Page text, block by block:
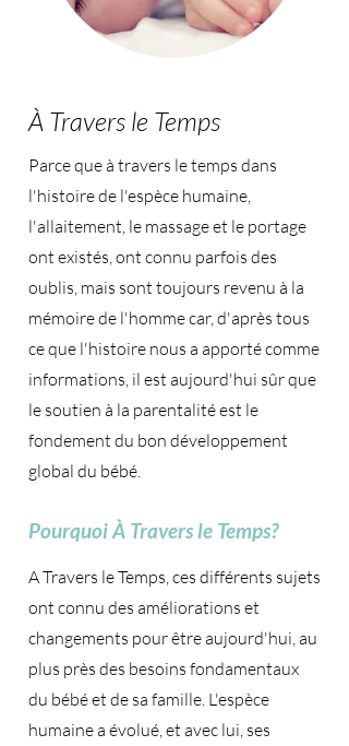
À Travers le Temps
Parce que à travers le temps dans
l'histoire de l'espèce humaine,
l'allaitement, le massage et le portage
ont existés, ont connu parfois des
oublis, mais sont toujours revenu à la
mémoire de l'homme car, d'après tous
ce que l'histoire nous a apporté comme
informations, il est aujourd'hui sûr que
le soutien à la parentalité est le
fondement du bon développement
global du bébé.
Pourquoi À Travers le Temps?
A Travers le Temps, ces différents sujets
ont connu des améliorations et
changements pour être aujourd'hui, au
plus près des besoins fondamentaux
du bébé et de sa famille. L'espèce
humaine a évolué, et avec lui, ses